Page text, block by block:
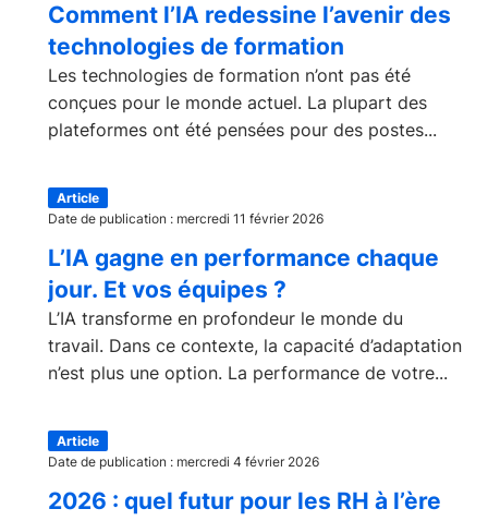
Comment l’IA redessine l’avenir des
technologies de formation
Les technologies de formation n’ont pas été
conçues pour le monde actuel. La plupart des
plateformes ont été pensées pour des postes...
Article
Date de publication : mercredi 11 février 2026
L’IA gagne en performance chaque
jour. Et vos équipes ?
L’IA transforme en profondeur le monde du
travail. Dans ce contexte, la capacité d’adaptation
n’est plus une option. La performance de votre...
Article
Date de publication : mercredi 4 février 2026
2026 : quel futur pour les RH à l’ère